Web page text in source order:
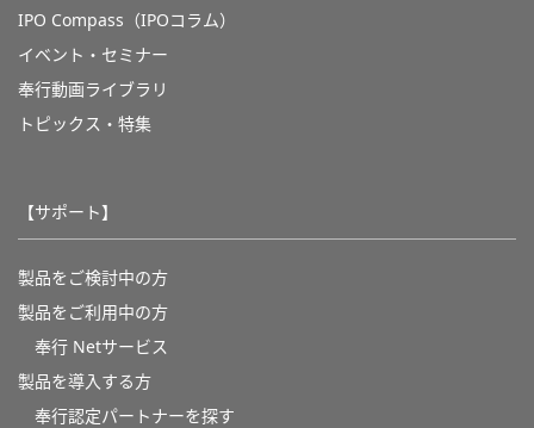
IPO Compass（IPOコラム）
イベント・セミナー
奉行動画ライブラリ
トピックス・特集
【サポート】
製品をご検討中の方
製品をご利用中の方
奉行 Netサービス
製品を導入する方
奉行認定パートナーを探す